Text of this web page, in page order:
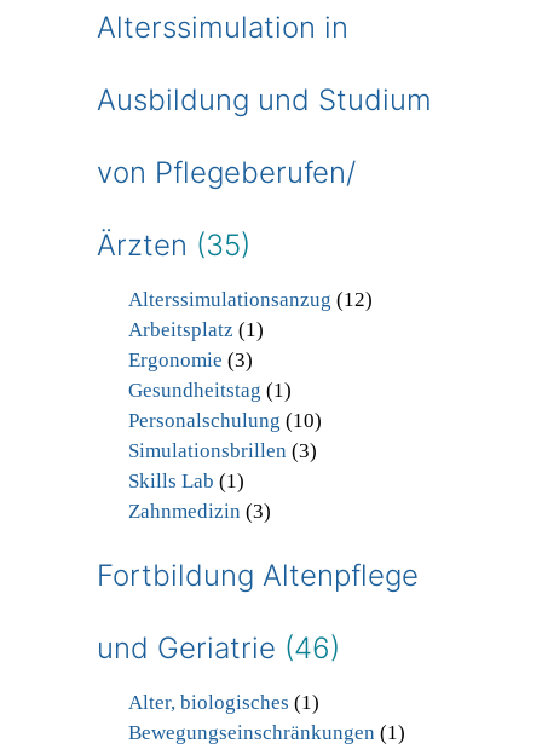
Alterssimulation in
Ausbildung und Studium
von Pflegeberufen/
Ärzten (35)
Alterssimulationsanzug (12)
Arbeitsplatz (1)
Ergonomie (3)
Gesundheitstag (1)
Personalschulung (10)
Simulationsbrillen (3)
Skills Lab (1)
Zahnmedizin (3)
Fortbildung Altenpflege
und Geriatrie (46)
Alter, biologisches (1)
Bewegungseinschränkungen (1)